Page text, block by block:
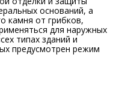
оснований, а
камня от грибков,
для наружных
типах зданий и
предусмотрен режим